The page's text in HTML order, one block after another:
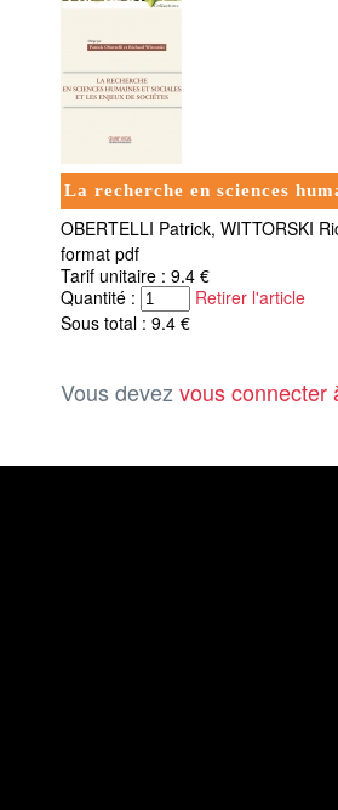
La recherche en sciences
OBERTELLI Patrick, WITTORSKI
format pdf
Tarif unitaire : 9.4 €
Quantité :
Retirer l'article
Sous total : 9.4 €
Vous devezvous connecter